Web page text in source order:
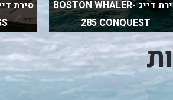
סירת דייג BOSTON WHALER-
285 CONQUEST